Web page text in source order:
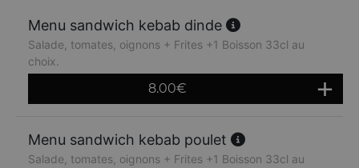
Menu sandwich kebab dinde
Salade, tomates, oignons + Frites +1 Boisson 33cl au
choix.
8.00€
Menu sandwich kebab poulet
Salade, tomates, oignons + Frites +1 Boisson 33cl au